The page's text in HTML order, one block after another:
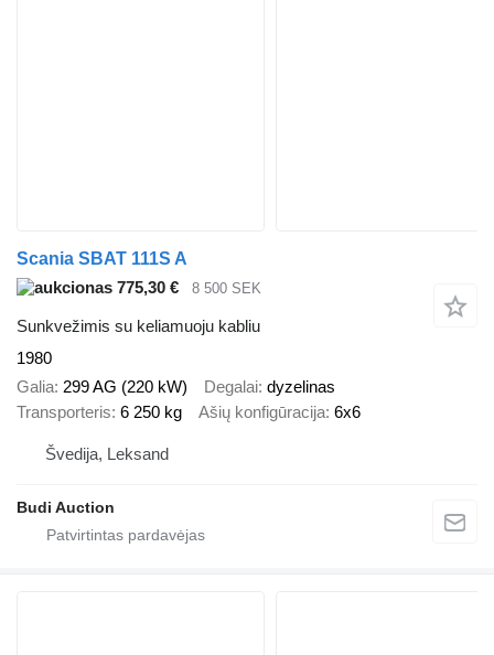
Scania SBAT 111S A
775,30 €
8 500 SEK
Sunkvežimis su keliamuoju kabliu
1980
Galia 299 AG (220 kW) Degalai dyzelinas
Transporteris 6 250 kg Ašių konfigūracija 6x6
Švedija, Leksand
Budi Auction